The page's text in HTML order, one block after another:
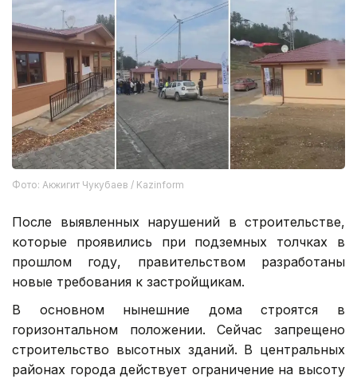
Фото: Акжигит Чукубаев / Kazinform
После выявленных нарушений в строительстве,
которые проявились при подземных толчках в
прошлом году, правительством разработаны
новые требования к застройщикам.
В основном нынешние дома строятся в
горизонтальном положении. Сейчас запрещено
строительство высотных зданий. В центральных
районах города действует ограничение на высоту